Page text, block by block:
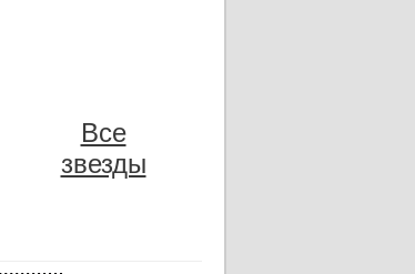
Все
звезды